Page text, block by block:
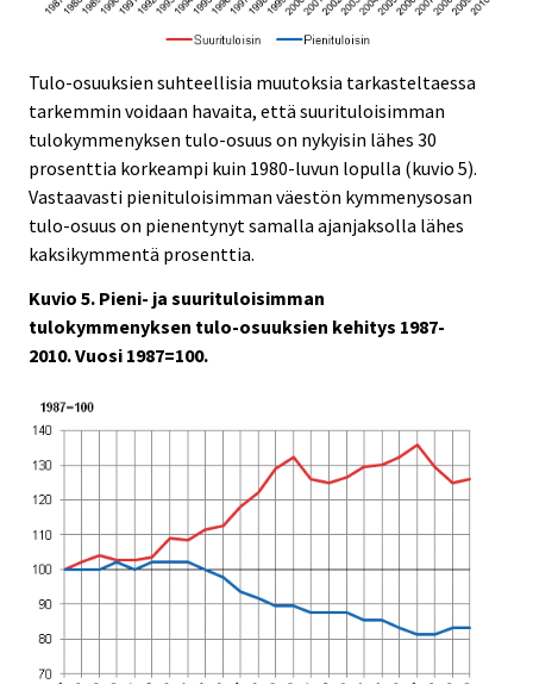
Tulo-osuuksien suhteellisia muutoksia tarkasteltaessa
tarkemmin voidaan havaita, että suurituloisimman
tulokymmenyksen tulo-osuus on nykyisin lähes 30
prosenttia korkeampi kuin 1980-luvun lopulla (kuvio 5).
Vastaavasti pienituloisimman väestön kymmenysosan
tulo-osuus on pienentynyt samalla ajanjaksolla lähes
kaksikymmentä prosenttia.
Kuvio 5. Pieni- ja suurituloisimman
tulokymmenyksen tulo-osuuksien kehitys 1987-
2010. Vuosi 1987=100.